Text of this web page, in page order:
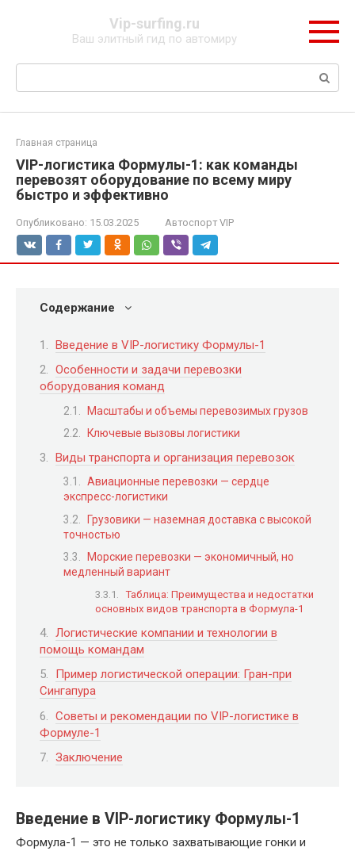
Vip-surfing.ru
Ваш элитный гид по автомиру
Поиск:
Главная страница
VIP-логистика Формулы-1: как команды
перевозят оборудование по всему миру
быстро и эффективно
Опубликовано: 15.03.2025 Автоспорт VIP
Содержание
Введение в VIP-логистику Формулы-1
Особенности и задачи перевозки
оборудования команд
Масштабы и объемы перевозимых грузов
Ключевые вызовы логистики
Виды транспорта и организация перевозок
Авиационные перевозки — сердце
экспресс-логистики
Грузовики — наземная доставка с высокой
точностью
Морские перевозки — экономичный, но
медленный вариант
Таблица: Преимущества и недостатки
основных видов транспорта в Формула-1
Логистические компании и технологии в
помощь командам
Пример логистической операции: Гран-при
Сингапура
Советы и рекомендации по VIP-логистике в
Формуле-1
Заключение
Введение в VIP-логистику Формулы-1
Формула-1 — это не только захватывающие гонки и